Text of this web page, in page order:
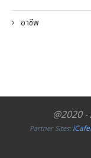
อาชีพ
@2020
Partner Sites: